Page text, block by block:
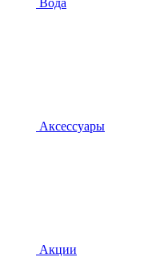
Вода
Аксессуары
Акции